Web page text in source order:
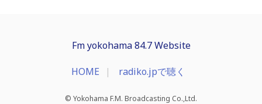
Fm yokohama 84.7 Website
HOME radiko.jpで聴く
© Yokohama F.M. Broadcasting Co.,Ltd.